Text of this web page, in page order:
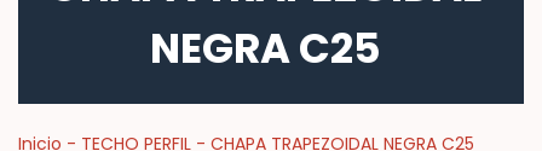
NEGRA C25
Inicio - TECHO PERFIL - CHAPA TRAPEZOIDAL NEGRA C25